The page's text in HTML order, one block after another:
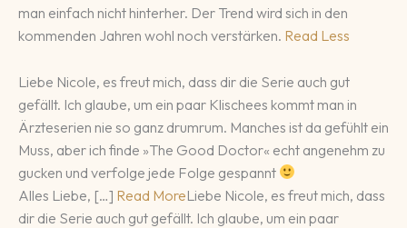
man einfach nicht hinterher. Der Trend wird sich in den
kommenden Jahren wohl noch verstärken. Read Less
Liebe Nicole, es freut mich, dass dir die Serie auch gut
gefällt. Ich glaube, um ein paar Klischees kommt man in
Ärzteserien nie so ganz drumrum. Manches ist da gefühlt ein
Muss, aber ich finde »The Good Doctor« echt angenehm zu
gucken und verfolge jede Folge gespannt
Alles Liebe, […] Read MoreLiebe Nicole, es freut mich, dass
dir die Serie auch gut gefällt. Ich glaube, um ein paar